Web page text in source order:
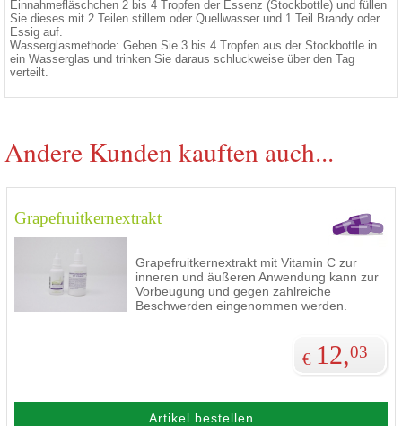
Einnahmefläschchen 2 bis 4 Tropfen der Essenz (Stockbottle) und füllen
Sie dieses mit 2 Teilen stillem oder Quellwasser und 1 Teil Brandy oder
Essig auf.
Wasserglasmethode: Geben Sie 3 bis 4 Tropfen aus der Stockbottle in
ein Wasserglas und trinken Sie daraus schluckweise über den Tag
verteilt.
Andere Kunden kauften auch...
Grapefruitkernextrakt
Grapefruitkernextrakt mit Vitamin C zur
inneren und äußeren Anwendung kann zur
Vorbeugung und gegen zahlreiche
Beschwerden eingenommen werden.
€ 12,03
Artikel bestellen